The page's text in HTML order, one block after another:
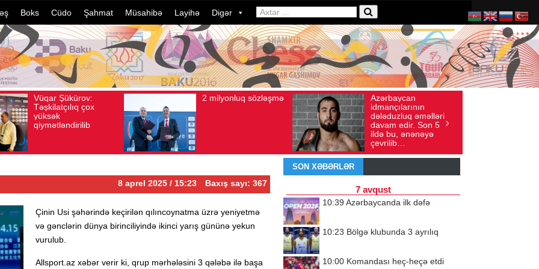
Boks Cüdo Şahmat Müsahibə Layihə Digər
2 milyonluq sözləşmə
Baxış sayı: 80
Avqust 04, 2026
Azərbaycan
idmançılarının
dələduzluq əməlləri
davam edir. Son 5
ildə bu, ənənəyə
Baxış sayı: 136
Avqust 04, 2026
Ad gününü vətənində
qeyd etməsə də,
ürəyi hər zaman
doğma yurdu ilə
döyünür
İyul 30, 2026
8 aprel 2025 / 15:23 Baxış sayı: 367
Çinin Usi şəhərində keçirilən qılıncoynatma üzrə yeniyetmə
və gənclərin dünya birinciliyində ikinci yarış gününə yekun
vurulub.
Allsport.az xəbər verir ki, qrup mərhələsini 3 qələbə ilə başa
SON XƏBƏRLƏR
7 avqust
10:39 Azərbaycanda ilk dəfə
10:23 Bölgə klubunda 3 ayrılıq
10:00 Komandası heç-heçə etdi